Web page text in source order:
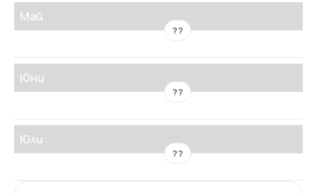
Май
??
Юни
??
Юли
??